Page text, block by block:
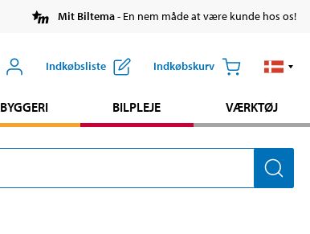
Mit Biltema- En nem måde at være kunde hos os!
Indkøbsliste Indkøbskurv
BYGGERI BILPLEJE VÆRKTØJ